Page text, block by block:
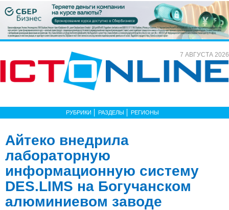
7 АВГУСТА 2026
РУБРИКИ РАЗДЕЛЫ РЕГИОНЫ
Айтеко внедрила
лабораторную
информационную систему
DES.LIMS на Богучанском
алюминиевом заводе